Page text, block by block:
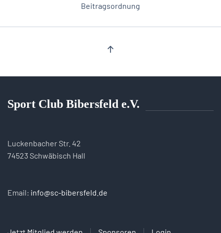
Beitragsordnung
Sport Club Bibersfeld e.V.
Luckenbacher Str. 42
74523 Schwäbisch Hall
Email: info@sc-bibersfeld.de